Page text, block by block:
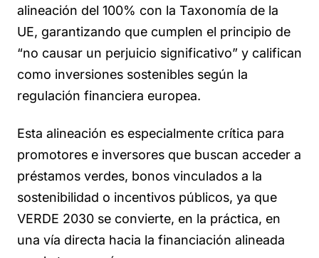
alineación del 100% con la Taxonomía de la
UE, garantizando que cumplen el principio de
“no causar un perjuicio significativo” y califican
como inversiones sostenibles según la
regulación financiera europea.
Esta alineación es especialmente crítica para
promotores e inversores que buscan acceder a
préstamos verdes, bonos vinculados a la
sostenibilidad o incentivos públicos, ya que
VERDE 2030 se convierte, en la práctica, en
una vía directa hacia la financiación alineada